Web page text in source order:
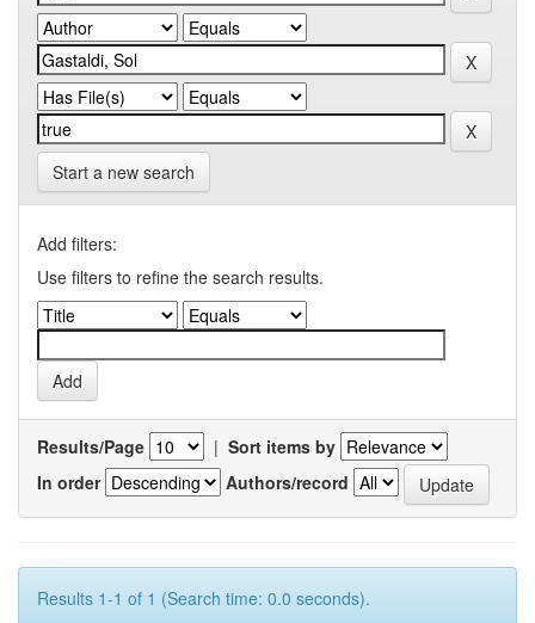
Start a new search
Add filters:
Use filters to refine the search results.
Results/Page | Sort items by
In order
Authors/record
Results 1-1 of 1 (Search time: 0.0 seconds).